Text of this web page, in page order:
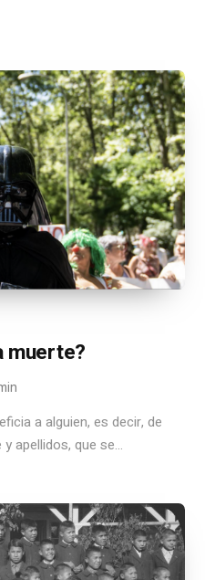
muerte?
a alguien, es decir, de
apellidos, que se...